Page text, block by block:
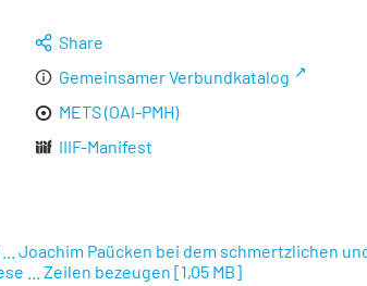
Share
Gemeinsamer Verbundkatalog
METS (OAI-PMH)
IIIF-Manifest
Joachim Paücken bei dem schmertzlichen
... Zeilen bezeugen [1,05 MB]